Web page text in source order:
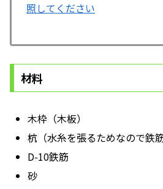
照してください
材料
木枠（木板）
杭（水糸を張るためなので鉄
D-10鉄筋
砂